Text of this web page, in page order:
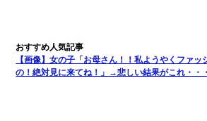
旦那の元嫁「離婚したとはいえ、私が本来
【画像】女の子「お母さん！！私ようやくファッ
の！絶対見に来てね！」→悲しい結果がこれ・・・